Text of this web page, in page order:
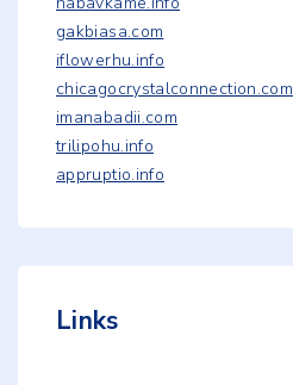
gakbiasa.com
iflowerhu.info
chicagocrystalconnection.com
imanabadii.com
trilipohu.info
appruptio.info
Links